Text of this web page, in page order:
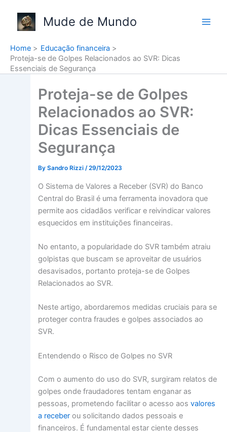
content
Mude de Mundo
Home
Educação financeira
Proteja-se de Golpes Relacionados ao SVR: Dicas
Essenciais de Segurança
Proteja-se de Golpes
Relacionados ao SVR:
Dicas Essenciais de
Segurança
By Sandro Rizzi /29/12/2023
O Sistema de Valores a Receber (SVR) do Banco
Central do Brasil é uma ferramenta inovadora que
permite aos cidadãos verificar e reivindicar valores
esquecidos em instituições financeiras.
No entanto, a popularidade do SVR também atraiu
golpistas que buscam se aproveitar de usuários
desavisados, portanto proteja-se de Golpes
Relacionados ao SVR.
Neste artigo, abordaremos medidas cruciais para se
proteger contra fraudes e golpes associados ao
SVR.
Entendendo o Risco de Golpes no SVR
Com o aumento do uso do SVR, surgiram relatos de
golpes onde fraudadores tentam enganar as
pessoas, prometendo facilitar o acesso aos valores
a receberou solicitando dados pessoais e
financeiros. É fundamental estar ciente desses